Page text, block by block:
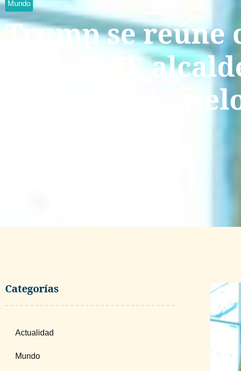
Mundo
Trump se reúne
Mamdani,
Nueva York, y
Categorías
Actualidad
Mundo